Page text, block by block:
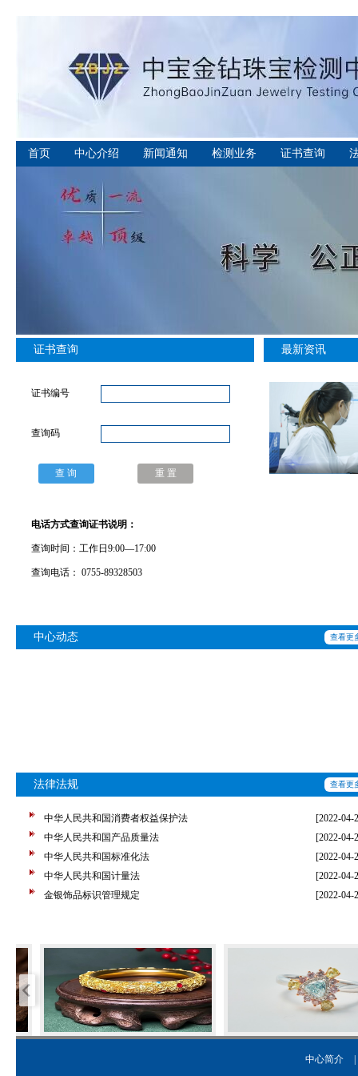
首页 中心介绍 新闻通知 检测业务 证书查询
证书查询
证书编号
查询码
电话方式查询证书说明：
查询时间：工作日9:00—17:00
查询电话： 0755-89328503
最新资讯
中心动态 查看更
法律法规 查看更
中华人民共和国消费者权益保护法
[2022-04-
中华人民共和国产品质量法
[2022-04-
中华人民共和国标准化法
[2022-04-
中华人民共和国计量法
[2022-04-
金银饰品标识管理规定
[2022-04-
中心简介